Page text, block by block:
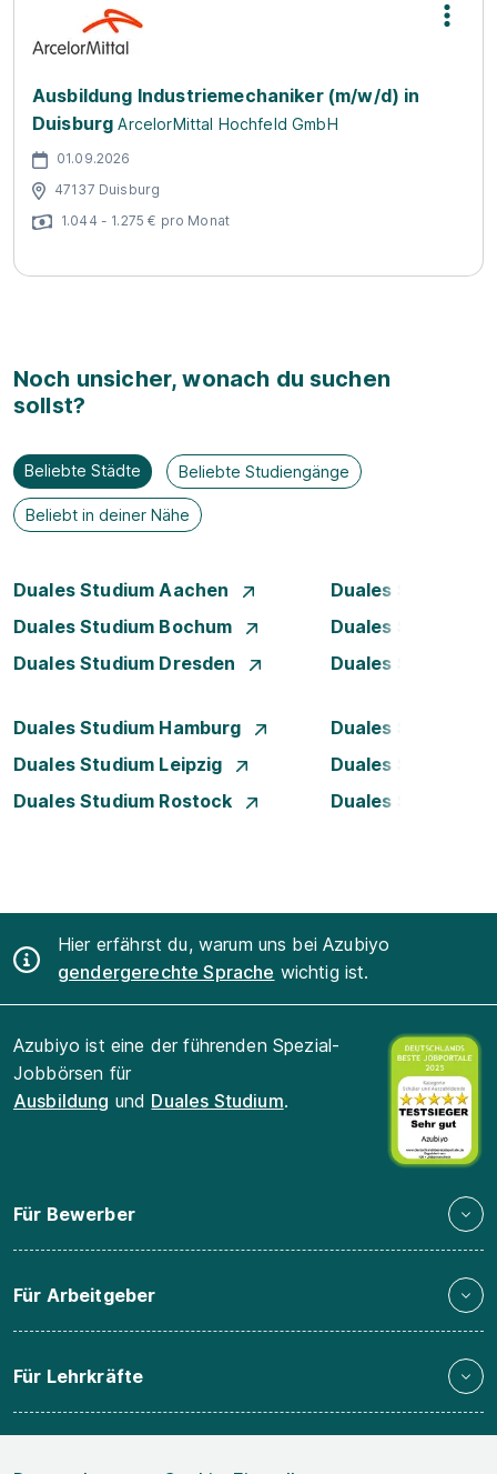
Ausbildung Industriemechaniker (m/w/d) in
Duisburg ArcelorMittal Hochfeld GmbH
01.09.2026
47137 Duisburg
1.044 - 1.275 € pro Monat
Noch unsicher, wonach du suchen
sollst?
Beliebte Städte Beliebte Studiengänge
Beliebt in deiner Nähe
Duales Studium Aachen
Duales Studium
Duales Studium Bochum
Duales Studium
Duales Studium Dresden
Duales Studium
Duales Studium Hamburg
Duales Studium
Duales Studium Leipzig
Duales Studium
Duales Studium Rostock
Duales Studium
Hier erfährst du, warum uns bei Azubiyo
gendergerechte Sprache wichtig ist.
Azubiyo ist eine der führenden Spezial-
Jobbörsen für
Ausbildung und Duales Studium.
Für Bewerber
Für Arbeitgeber
Für Lehrkräfte